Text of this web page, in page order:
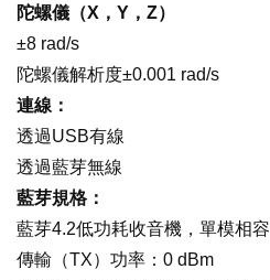
陀螺儀（X，Y，Z）
±8 rad/s
陀螺儀解析度±0.001 rad/s
連線：
透過USB有線
透過藍芽無線
藍芽規格：
藍芽4.2低功耗收音機，單模相容
傳輸（TX）功率：0 dBm